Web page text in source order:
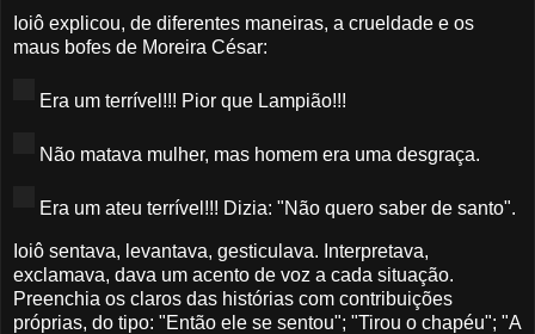
Ioiô explicou, de diferentes maneiras, a crueldade e os
maus bofes de Moreira César:
Era um terrível!!! Pior que Lampião!!!
Não matava mulher, mas homem era uma desgraça.
Era um ateu terrível!!! Dizia: "Não quero saber de santo".
Ioiô sentava, levantava, gesticulava. Interpretava,
exclamava, dava um acento de voz a cada situação.
Preenchia os claros das histórias com contribuições
próprias, do tipo: "Então ele se sentou"; "Tirou o chapéu"; "A